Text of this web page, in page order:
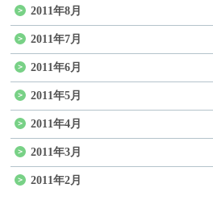
2011年8月
2011年7月
2011年6月
2011年5月
2011年4月
2011年3月
2011年2月